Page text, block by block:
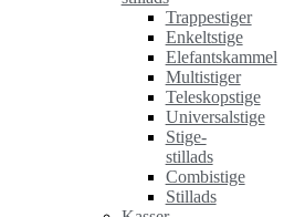
Trappestiger
Enkeltstige
Elefantskammel
Multistiger
Teleskopstige
Universalstige
Stige-
stillads
Combistige
Stillads